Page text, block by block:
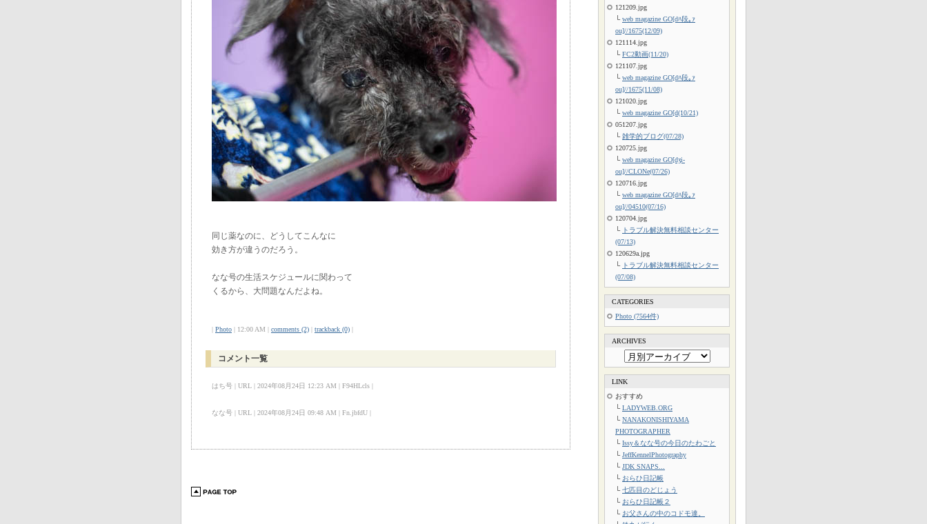
同じ薬なのに、どうしてこんなに
効き方が違うのだろう。
なな号の生活スケジュールに関わって
くるから、大問題なんだよね。
| Photo | 12:00 AM | comments (2) | trackback (0) |
コメント一覧
はち号 | URL | 2024年08月24日 12:23 AM | F94HLcls |
なな号 | URL | 2024年08月24日 09:48 AM | Fn.jbfdU |
121209.jpg
└ web magazine GO[dﾊ段｡ｧ
ou]//1675(12/09)
121114.jpg
└ FC2動画(11/20)
121107.jpg
└ web magazine GO[dﾊ段｡ｧ
ou]//1675(11/08)
121020.jpg
└ web magazine GO[d(10/21)
051207.jpg
└ 雑学的ブログ(07/28)
120725.jpg
└ web magazine GO[dʒi-
ou]//CLONe(07/26)
120716.jpg
└ web magazine GO[dﾊ段｡ｧ
ou]//04510(07/16)
120704.jpg
└ トラブル解決無料相談センター
(07/13)
120629a.jpg
└ トラブル解決無料相談センター
(07/08)
CATEGORIES
Photo (7564件)
ARCHIVES
LINK
おすすめ
└ LADYWEB.ORG
└ NANAKONISHIYAMA
PHOTOGRAPHER
└ Issy＆なな号の今日のたわごと
└ JeffKennelPhotography
└ JDK SNAPS...
└ おらひ日記帳
└ 七匹目のどじょう
└ おらひ日記帳２
└ お父さんの中のコドモ達。